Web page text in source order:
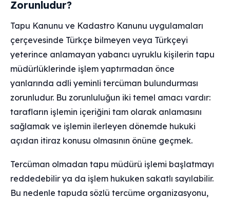
Zorunludur?
Tapu Kanunu ve Kadastro Kanunu uygulamaları
çerçevesinde Türkçe bilmeyen veya Türkçeyi
yeterince anlamayan yabancı uyruklu kişilerin tapu
müdürlüklerinde işlem yaptırmadan önce
yanlarında adli yeminli tercüman bulundurması
zorunludur. Bu zorunluluğun iki temel amacı vardır:
tarafların işlemin içeriğini tam olarak anlamasını
sağlamak ve işlemin ilerleyen dönemde hukuki
açıdan itiraz konusu olmasının önüne geçmek.
Tercüman olmadan tapu müdürü işlemi başlatmayı
reddedebilir ya da işlem hukuken sakatlı sayılabilir.
Bu nedenle tapuda sözlü tercüme organizasyonu,